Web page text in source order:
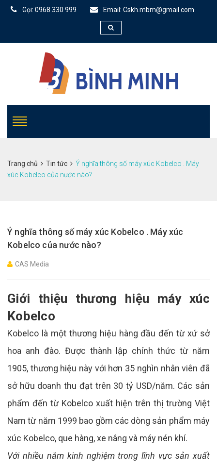
Gọi: 0968 330 999 Email: Cskh.mbm@gmail.com
Trang chủ Tin tức
Ý nghĩa thông số máy xúc Kobelco . Máy
xúc Kobelco của nước nào?
Ý nghĩa thông số máy xúc Kobelco . Máy xúc
Kobelco của nước nào?
CAS Media
Giới thiệu thương hiệu máy xúc
Kobelco
Kobelco là một thương hiệu hàng đầu đến từ xứ sở
hoa anh đào. Được thành lập chính thức từ năm
1905, thương hiệu này với hơn 35 nghìn nhân viên đã
sở hữu doanh thu đạt trên 30 tỷ USD/năm. Các sản
phẩm đến từ Kobelco xuất hiện trên thị trường Việt
Nam từ năm 1999 bao gồm các dòng sản phẩm máy
xúc Kobelco, que hàng, xe nâng và máy nén khí.
Với nhiều năm kinh nghiệm trong lĩnh vực sản xuất